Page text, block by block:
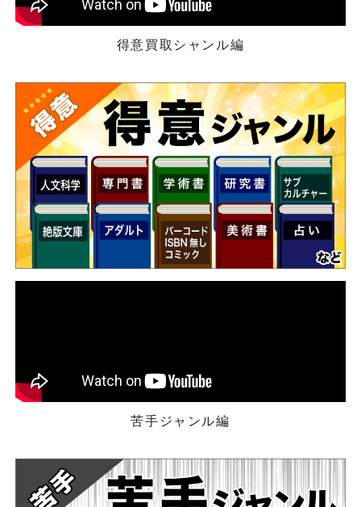
得意買取シャンル編
苦手ジャンル編